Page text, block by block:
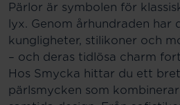
Pärlor är symbolen för
lyx. Genom århundraden har
kungligheter, stilikoner och
– och deras tidlösa charm
Hos Smycka hittar du ett
pärlsmycken som